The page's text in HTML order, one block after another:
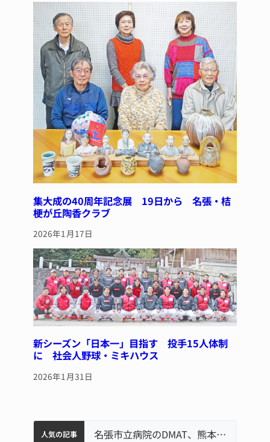
集大成の40周年記念展 19日から 名張・桔
梗が丘陶香クラブ
2026年1月17日
新シーズン「日本一」目指す 投手15人体制
に 社会人野球・ミキハウス
2026年1月31日
人気の記事
名張市水道料金47％値上げへ 答申案、審議会で大筋まとまる
器物損壊容疑で83歳女逮捕 伊賀署
中学校の陶壁モニュメント 地元建設会社がボランティアで清掃 伊賀 名張市立病院のDMAT、熊本地震の被災地へ 能登以来3回目の派遣